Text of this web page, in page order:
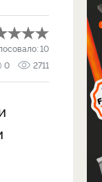
10
0 2711